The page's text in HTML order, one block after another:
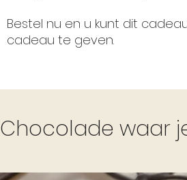
Bestel nu en u kunt dit
cadeau te geven.
Chocolade waar